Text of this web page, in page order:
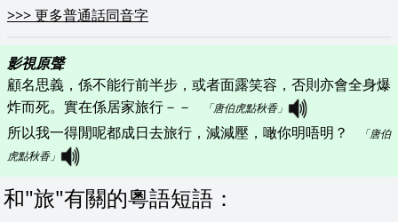
>>>更多普通話同音字
影視原聲
顧名思義，係不能行前半步，或者面露笑容，否則亦會全身爆
炸而死。實在係居家旅行－－
「唐伯虎點秋香」
所以我一得閒呢都成日去旅行，減減壓，噉你明唔明？
「唐伯
虎點秋香」
和"旅"有關的粵語短語 ：